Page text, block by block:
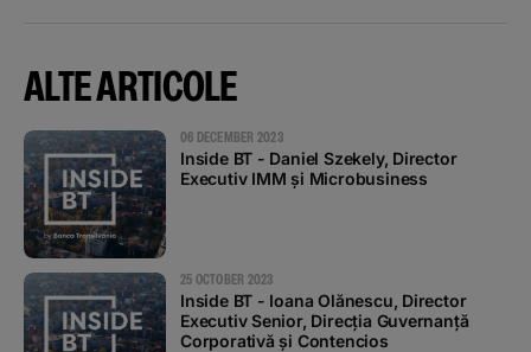
ALTE ARTICOLE
06 DECEMBER 2023
Inside BT - Daniel Szekely, Director
Executiv IMM și Microbusiness
25 OCTOBER 2023
Inside BT - Ioana Olănescu, Director
Executiv Senior, Direcţia Guvernanţă
Corporativă şi Contencios